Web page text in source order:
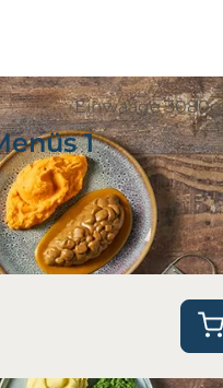
Einwaage 3080g
1